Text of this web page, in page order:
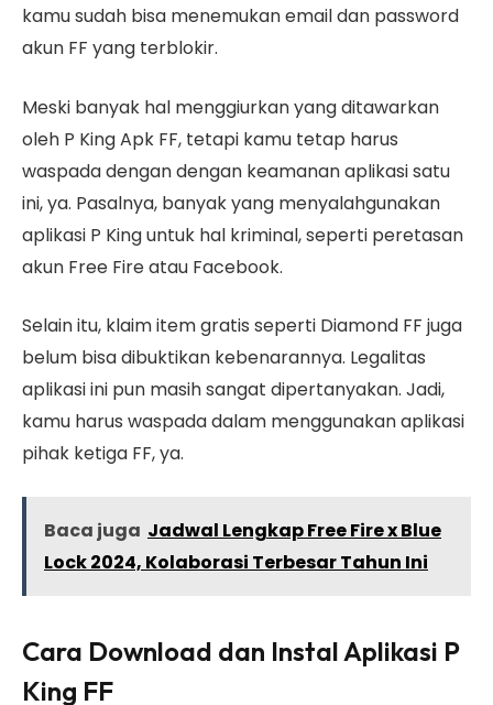
kamu sudah bisa menemukan email dan password
akun FF yang terblokir.
Meski banyak hal menggiurkan yang ditawarkan
oleh P King Apk FF, tetapi kamu tetap harus
waspada dengan dengan keamanan aplikasi satu
ini, ya. Pasalnya, banyak yang menyalahgunakan
aplikasi P King untuk hal kriminal, seperti peretasan
akun Free Fire atau Facebook.
Selain itu, klaim item gratis seperti Diamond FF juga
belum bisa dibuktikan kebenarannya. Legalitas
aplikasi ini pun masih sangat dipertanyakan. Jadi,
kamu harus waspada dalam menggunakan aplikasi
pihak ketiga FF, ya.
Baca juga Jadwal Lengkap Free Fire x Blue
Lock 2024, Kolaborasi Terbesar Tahun Ini
Cara Download dan Instal Aplikasi P
King FF